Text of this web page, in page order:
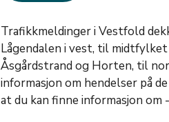
Trafikkmeldinger i Vestfold
Lågendalen i vest, til midtfylket
Åsgårdstrand og Horten, til
informasjon om hendelser på
at du kan finne informasjon